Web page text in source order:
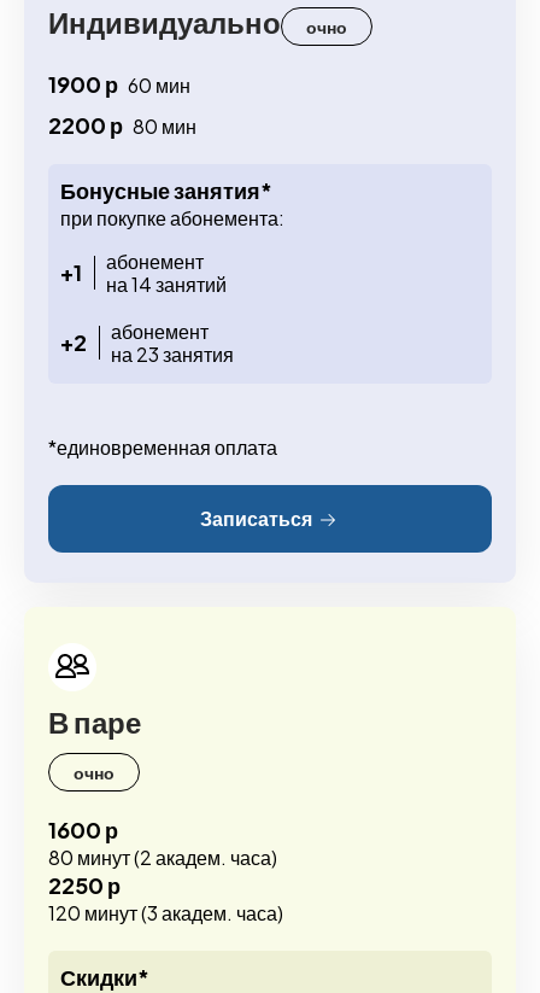
Индивидуально очно
1900 р 60 мин
2200 р 80 мин
Бонусные занятия*
при покупке абонемента:
+1
абонемент
на 14 занятий
+2
абонемент
на 23 занятия
*единовременная оплата
Записаться
В паре
очно
1600 р
80 минут (2 академ. часа)
2250 р
120 минут (3 академ. часа)
Скидки*